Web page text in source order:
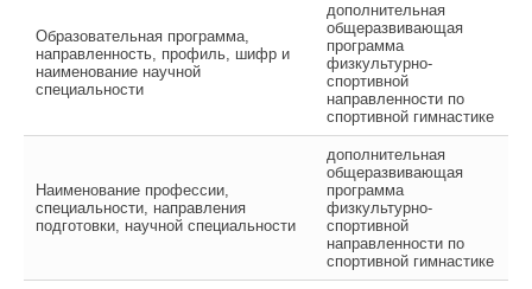
Образовательная программа,
направленность, профиль, шифр и
наименование научной
специальности
дополнительная
общеразвивающая
программа
физкультурно-
спортивной
направленности по
спортивной гимнастике
Наименование профессии,
специальности, направления
подготовки, научной специальности
дополнительная
общеразвивающая
программа
физкультурно-
спортивной
направленности по
спортивной гимнастике